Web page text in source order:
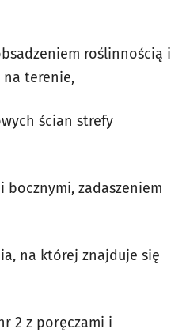
roślinnością i
na terenie,
ścian strefy
bocznymi, zadaszeniem
na której znajduje się
2 z poręczami i